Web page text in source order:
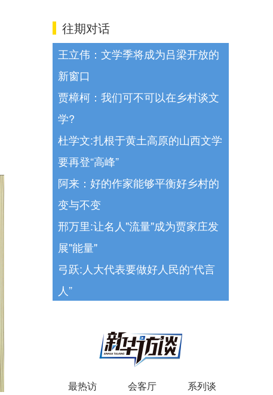
往期对话
王立伟：文学季将成为吕梁开放的
新窗口
贾樟柯：我们可不可以在乡村谈文
学?
杜学文:扎根于黄土高原的山西文学
要再登“高峰”
阿来：好的作家能够平衡好乡村的
变与不变
邢万里:让名人"流量"成为贾家庄发
展"能量"
弓跃:人大代表要做好人民的“代言
人”
最热访 会客厅
系列谈